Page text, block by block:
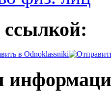
ссылкой: